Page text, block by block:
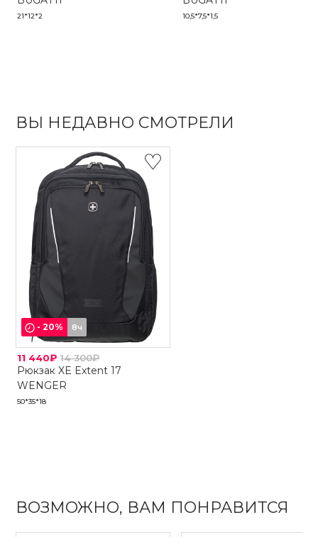
21*12*2 10,5*7,5*1,5
ВЫ НЕДАВНО СМОТРЕЛИ
-20% 8ч
11 440₽ 14 300₽
Рюкзак XE Extent 17
WENGER
50*35*18
ВОЗМОЖНО, ВАМ ПОНРАВИТСЯ